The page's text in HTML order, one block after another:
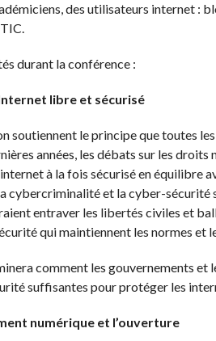
des utilisateurs internet :
durant la conférence :
libre et sécurisé
soutiennent le principe que toutes
années, les débats sur les
à la fois sécurisé en équilibre
cybercriminalité et la cyber-
entraver les libertés civiles et
qui maintiennent les normes et
comment les gouvernements et
suffisantes pour protéger les
numérique et l’ouverture